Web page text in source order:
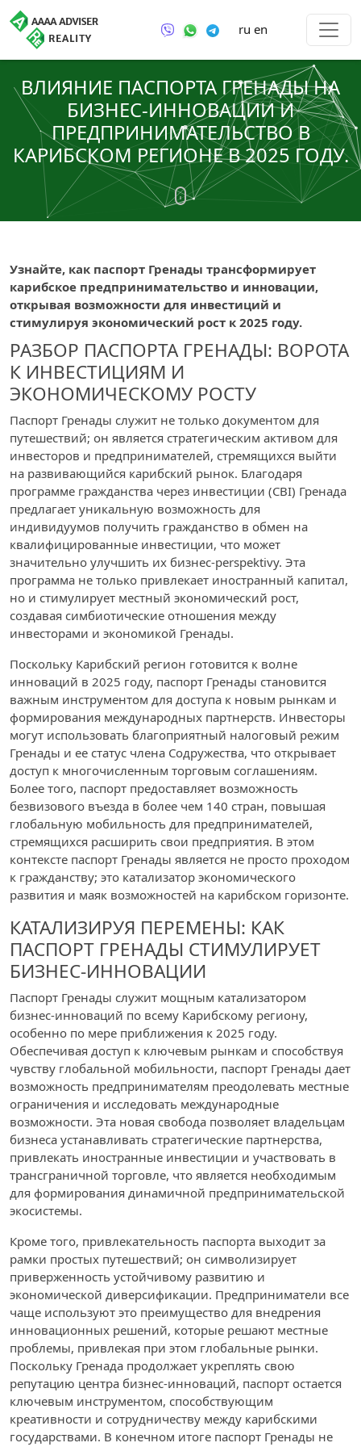
ru en
ВЛИЯНИЕ ПАСПОРТА ГРЕНАДЫ НА
БИЗНЕС-ИННОВАЦИИ И
ПРЕДПРИНИМАТЕЛЬСТВО В
КАРИБСКОМ РЕГИОНЕ В 2025 ГОДУ.
Узнайте, как паспорт Гренады трансформирует
карибское предпринимательство и инновации,
открывая возможности для инвестиций и
стимулируя экономический рост к 2025 году.
РАЗБОР ПАСПОРТА ГРЕНАДЫ: ВОРОТА
К ИНВЕСТИЦИЯМ И
ЭКОНОМИЧЕСКОМУ РОСТУ
Паспорт Гренады служит не только документом для
путешествий; он является стратегическим активом для
инвесторов и предпринимателей, стремящихся выйти
на развивающийся карибский рынок. Благодаря
программе гражданства через инвестиции (CBI) Гренада
предлагает уникальную возможность для
индивидуумов получить гражданство в обмен на
квалифицированные инвестиции, что может
значительно улучшить их бизнес-perspektivy. Эта
программа не только привлекает иностранный капитал,
но и стимулирует местный экономический рост,
создавая симбиотические отношения между
инвесторами и экономикой Гренады.
Поскольку Карибский регион готовится к волне
инноваций в 2025 году, паспорт Гренады становится
важным инструментом для доступа к новым рынкам и
формирования международных партнерств. Инвесторы
могут использовать благоприятный налоговый режим
Гренады и ее статус члена Содружества, что открывает
доступ к многочисленным торговым соглашениям.
Более того, паспорт предоставляет возможность
безвизового въезда в более чем 140 стран, повышая
глобальную мобильность для предпринимателей,
стремящихся расширить свои предприятия. В этом
контексте паспорт Гренады является не просто проходом
к гражданству; это катализатор экономического
развития и маяк возможностей на карибском горизонте.
КАТАЛИЗИРУЯ ПЕРЕМЕНЫ: КАК
ПАСПОРТ ГРЕНАДЫ СТИМУЛИРУЕТ
БИЗНЕС-ИННОВАЦИИ
Паспорт Гренады служит мощным катализатором
бизнес-инноваций по всему Карибскому региону,
особенно по мере приближения к 2025 году.
Обеспечивая доступ к ключевым рынкам и способствуя
чувству глобальной мобильности, паспорт Гренады дает
возможность предпринимателям преодолевать местные
ограничения и исследовать международные
возможности. Эта новая свобода позволяет владельцам
бизнеса устанавливать стратегические партнерства,
привлекать иностранные инвестиции и участвовать в
трансграничной торговле, что является необходимым
для формирования динамичной предпринимательской
экосистемы.
Кроме того, привлекательность паспорта выходит за
рамки простых путешествий; он символизирует
приверженность устойчивому развитию и
экономической диверсификации. Предприниматели все
чаще используют это преимущество для внедрения
инновационных решений, которые решают местные
проблемы, привлекая при этом глобальные рынки.
Поскольку Гренада продолжает укреплять свою
репутацию центра бизнес-инноваций, паспорт остается
ключевым инструментом, способствующим
креативности и сотрудничеству между карибскими
государствами. В конечном итоге паспорт Гренады не